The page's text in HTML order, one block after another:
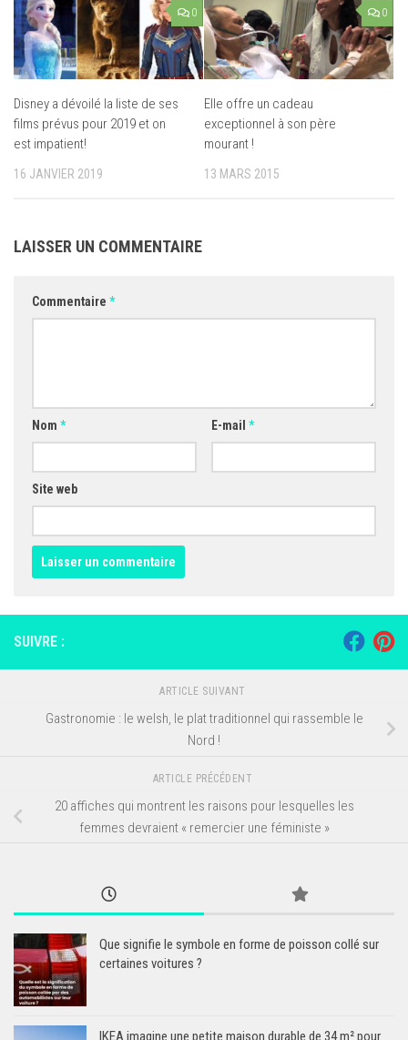
0
Disney a dévoilé la liste de ses
films prévus pour 2019 et on
est impatient!
16 JANVIER 2019
0
Elle offre un cadeau
exceptionnel à son père
mourant !
13 MARS 2015
LAISSER UN COMMENTAIRE
Commentaire *
Nom * E-mail *
Site web
SUIVRE :
ARTICLE SUIVANT
Gastronomie : le welsh, le plat traditionnel qui rassemble le
Nord !
ARTICLE PRÉCÉDENT
20 affiches qui montrent les raisons pour lesquelles les
femmes devraient « remercier une féministe »
Que signifie le symbole en forme de poisson collé sur
certaines voitures ?
IKEA imagine une petite maison durable de 34 m² pour